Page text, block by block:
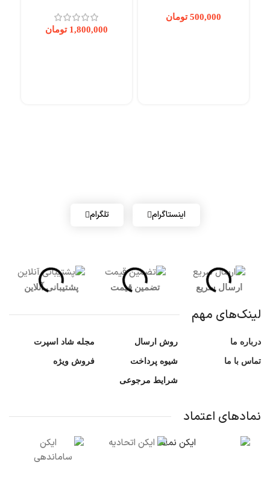
تومان
تومان
اینستاگرام تلگرام
ارسال سریع تضمین قیمت پشتیبانی آنلاین
لینک‌های مهم
درباره ما
تماس با ما
روش ارسال
شیوه پرداخت
شرایط مرجوعی
مجله شاد اسپرت
فروش ویژه
نمادهای اعتماد